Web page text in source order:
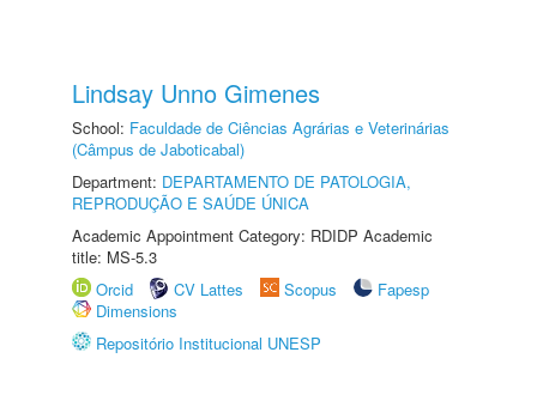
Lindsay Unno Gimenes
School: Faculdade de Ciências Agrárias e Veterinárias
(Câmpus de Jaboticabal)
Department: DEPARTAMENTO DE PATOLOGIA,
REPRODUÇÃO E SAÚDE ÚNICA
Academic Appointment Category: RDIDP Academic
title: MS-5.3
Orcid
CV Lattes Scopus
Fapesp
Dimensions
Repositório Institucional UNESP